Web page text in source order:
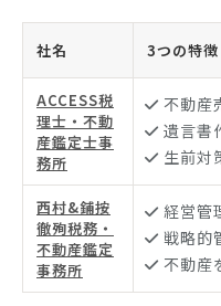
社名 3つの特徴
ACCESS税
理士・不動
産鑑定士事
務所
不動産
遺言書
生前対
西村&鋪按
徹殉税務・
不動産鑑定
事務所
経営管
戦略的
不動産